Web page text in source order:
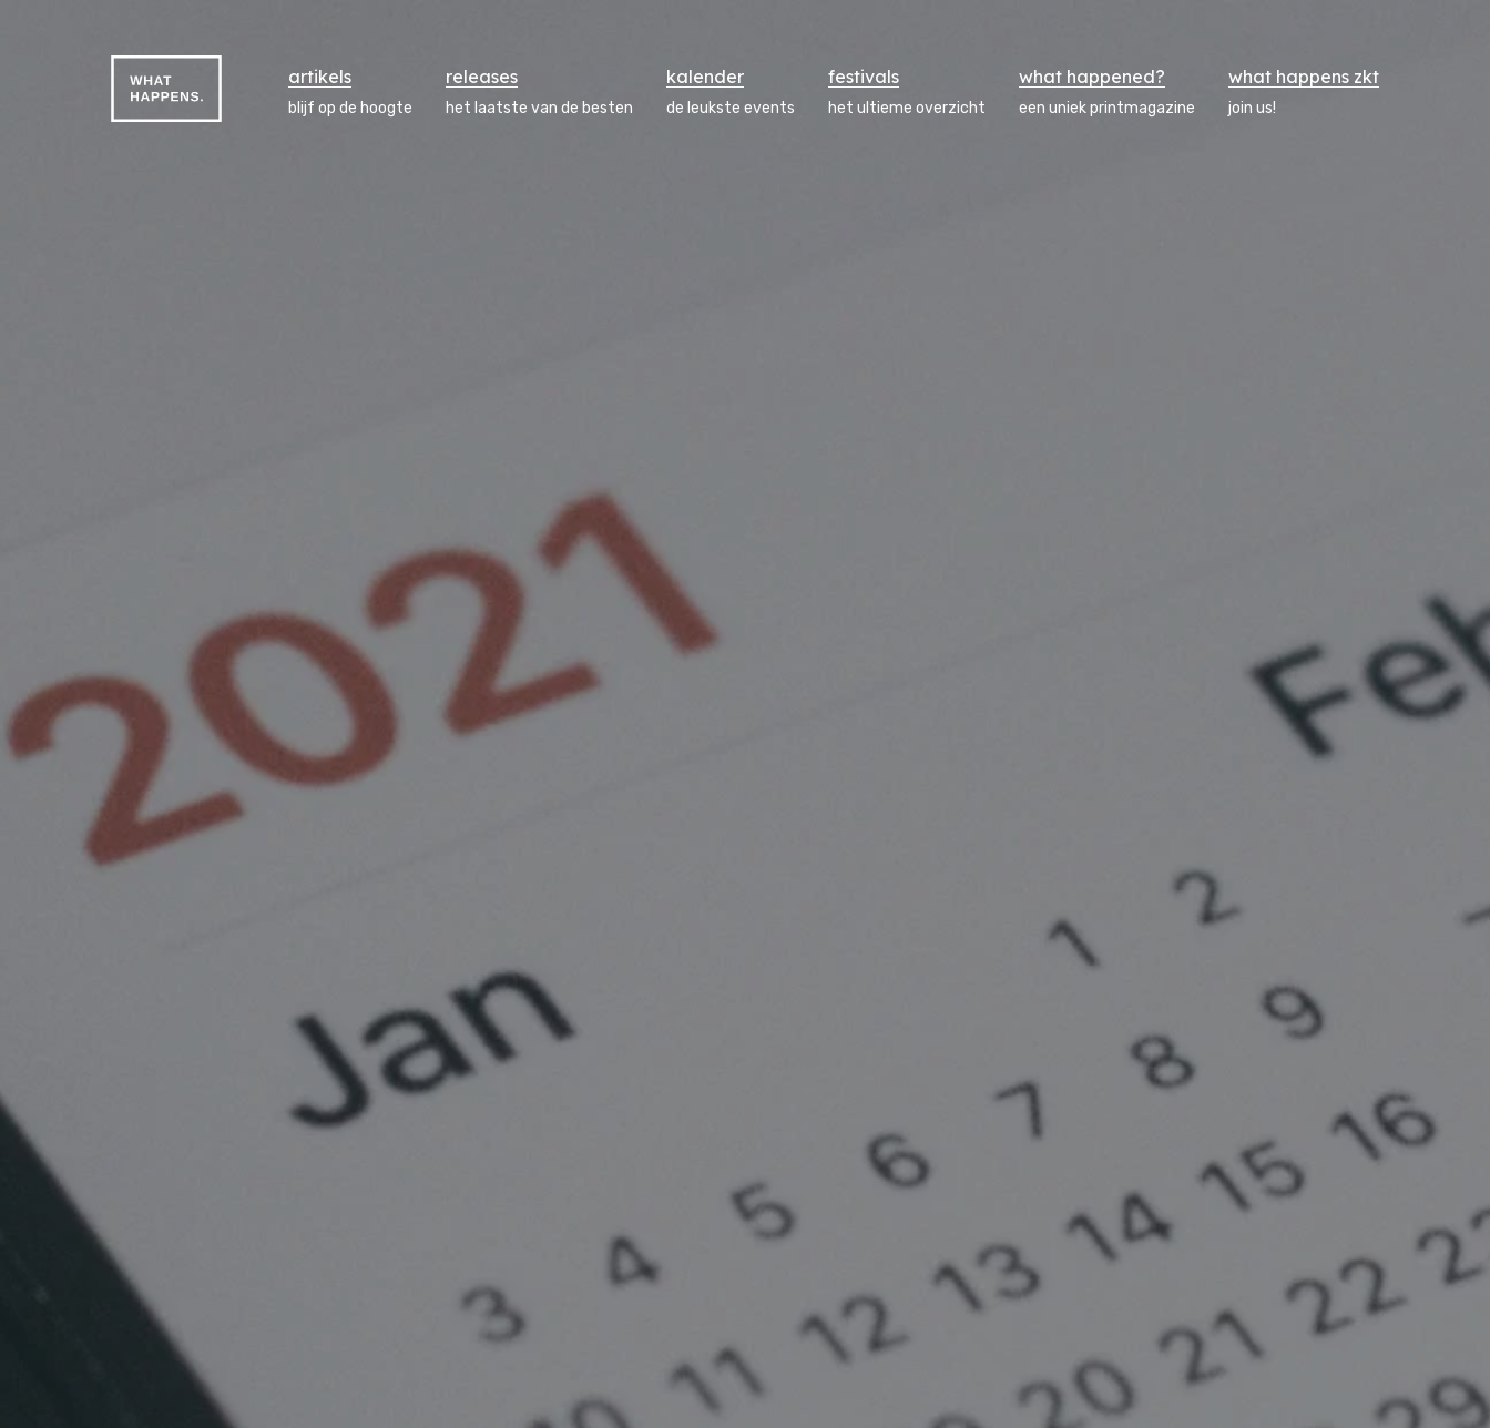
artikels
blijf op de hoogte
releases
het laatste van de besten
kalender
de leukste events
festivals
het ultieme overzicht
what happened?
een uniek printmagazine
what happens zkt
join us!